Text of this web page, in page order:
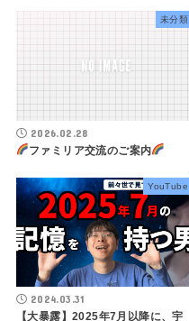
未分類
2026.02.28
ファミリア交流のご案内
YouTube
2024.03.31
【大暴露】2025年7月以降に、宇